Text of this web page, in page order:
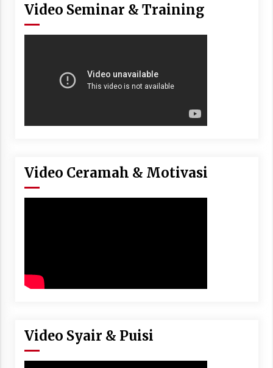
Video Seminar & Training
Video Ceramah & Motivasi
Video Syair & Puisi